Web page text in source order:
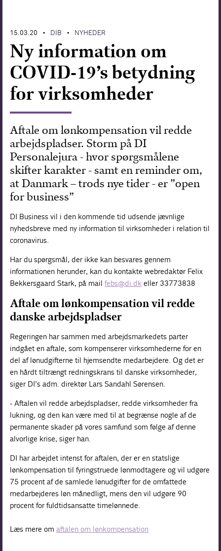
15.03.20 • DIB • NYHEDER
Ny information om
COVID-19’s betydning
for virksomheder
Aftale om lønkompensation vil redde
arbejdspladser. Storm på DI
Personalejura - hvor spørgsmålene
skifter karakter - samt en reminder om,
at Danmark – trods nye tider - er ”open
for business”
DI Business vil i den kommende tid udsende jævnlige
nyhedsbreve med ny information til virksomheder i relation til
coronavirus.
Har du spørgsmål, der ikke kan besvares gennem
informationen herunder, kan du kontakte webredaktør Felix
Bekkersgaard Stark, på mailfebs@di.dk eller 33773838
Aftale om lønkompensation vil redde
danske arbejdspladser
Regeringen har sammen med arbejdsmarkedets parter
indgået en aftale, som kompenserer virksomhederne for en
del af lønudgifterne til hjemsendte medarbejdere. Og det er
en hårdt tiltrængt redningskrans til danske virksomheder,
siger DI’s adm. direktør Lars Sandahl Sørensen.
- Aftalen vil redde arbejdspladser, redde virksomheder fra
lukning, og den kan være med til at begrænse nogle af de
permanente skader på vores samfund som følge af denne
alvorlige krise, siger han.
DI har arbejdet intenst for aftalen, der er en statslige
lønkompensation til fyringstruede lønmodtagere og vil udgøre
75 procent af de samlede lønudgifter for de omfattede
medarbejderes løn månedligt, mens den vil udgøre 90
procent for fuldtidsansatte timelønnede.
Læs mere omaftalen om lønkompensation